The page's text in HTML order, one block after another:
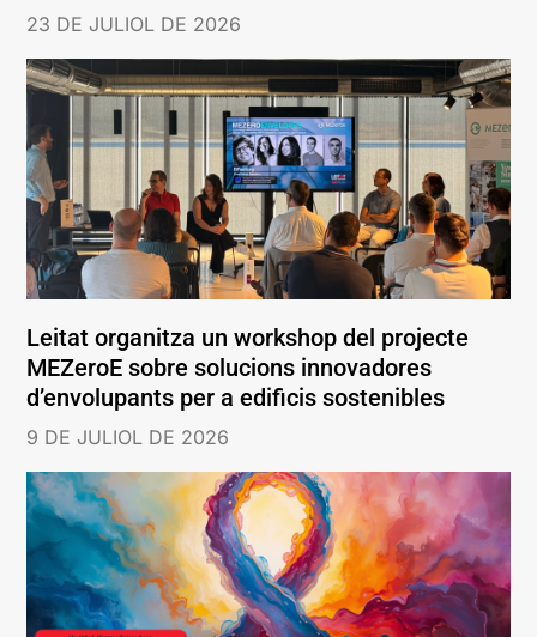
23 DE JULIOL DE 2026
Leitat organitza un workshop del projecte
MEZeroE sobre solucions innovadores
d’envolupants per a edificis sostenibles
9 DE JULIOL DE 2026